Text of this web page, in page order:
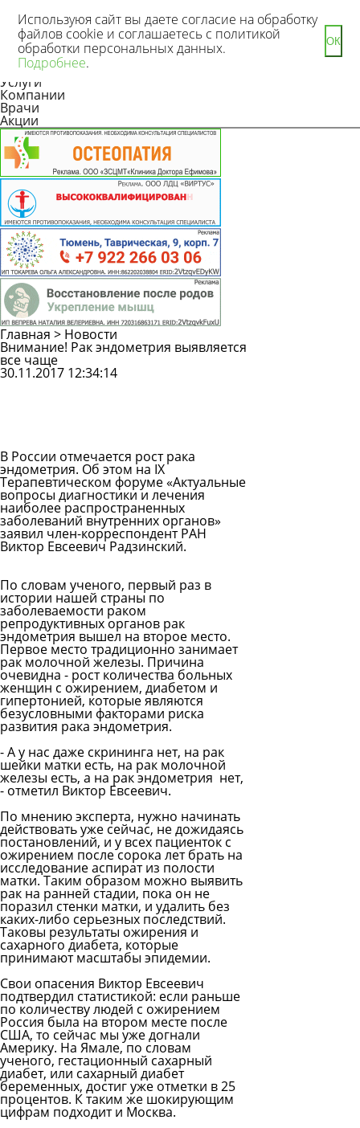
Новости
Статьи
Услуги
Компании
Врачи
Акции
Главная > Новости
Внимание! Рак эндометрия выявляется
все чаще
30.11.2017 12:34:14
В России отмечается рост рака
эндометрия. Об этом на IX
Терапевтическом форуме«Актуальные
вопросы диагностики и лечения
наиболее распространенных
заболеваний внутренних органов»
заявил член-корреспондент РАН
Виктор Евсеевич Радзинский.
По словам ученого, первый раз в
истории нашей страны по
заболеваемости раком
репродуктивных органов рак
эндометрия вышел на второе место.
Первое место традиционно занимает
рак молочной железы. Причина
очевидна - рост количества больных
женщин с ожирением, диабетом и
гипертонией, которые являются
безусловными факторами риска
развития рака эндометрия.
- А у нас даже скрининга нет, на рак
шейки матки есть, на рак молочной
железы есть, а на рак эндометрия нет,
- отметил Виктор Евсеевич.
По мнению эксперта, нужно начинать
действовать уже сейчас, не дожидаясь
постановлений, и у всех пациенток с
ожирением после сорока лет брать на
исследование аспират из полости
матки. Таким образом можно выявить
рак на ранней стадии, пока он не
поразил стенки матки, и удалить без
каких-либо серьезных последствий.
Таковы результаты ожирения и
сахарного диабета, которые
принимают масштабы эпидемии.
Свои опасения Виктор Евсеевич
подтвердил статистикой: если раньше
по количеству людей с ожирением
Россия была на втором месте после
США, то сейчас мы уже догнали
Америку. На Ямале, по словам
ученого, гестационный сахарный
диабет, или сахарный диабет
беременных, достиг уже отметки в 25
процентов. К таким же шокирующим
цифрам подходит и Москва.
Используюя сайт вы даете согласие на обработку
файлов cookie и соглашаетесь с политикой
обработки персональных данных.
Подробнее.
ОК